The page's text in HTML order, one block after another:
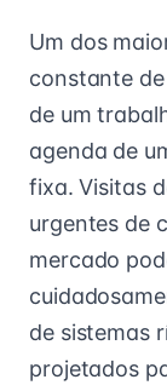
Um dos
constante
de um
agenda de
fixa. Visitas
urgentes de
mercado
de sistemas
projetados